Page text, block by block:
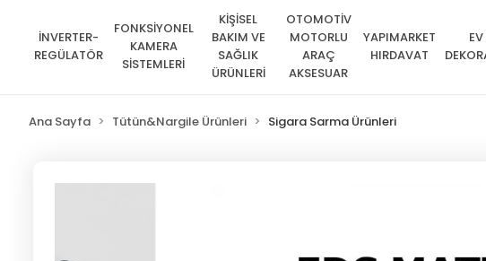
İNVERTER-
REGÜLATÖR
FONKSİYONEL
KAMERA
SİSTEMLERİ
KİŞİSEL
BAKIM VE
SAĞLIK
ÜRÜNLERİ
OTOMOTİV
MOTORLU
ARAÇ
AKSESUAR
YAPIMARKET
HIRDAVAT
Ana Sayfa Tütün&Nargile Ürünleri Sigara Sarma Ürünleri